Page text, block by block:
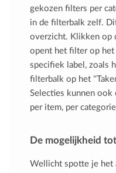
gekozen filters per
in de filterbalk zelf.
overzicht. Klikken op
opent het filter op
specifiek label, zoals
filterbalk op het
Selecties kunnen ook
per item, per
De mogelijkheid
Wellicht spotte je het